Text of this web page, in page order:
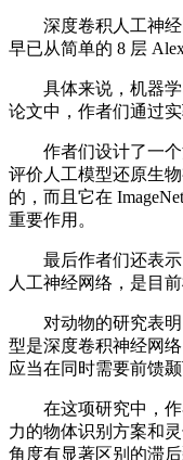
深度卷积人工神经
早已从简单的 8 层
具体来说，机器学
论文中，作者们通过
作者们设计了一个浅
评价人工模型还原生
的，而且它在
重要作用。
最后作者们还表示，
人工神经网络，是目
对动物的研究表明，
型是深度卷积神经网
应当在同时需要前馈
在这项研究中，作
力的物体识别方案和
角度有显著区别的滞